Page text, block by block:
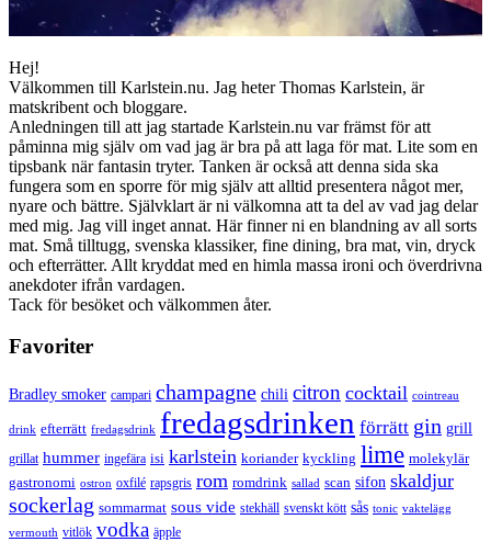
Hej!
Välkommen till Karlstein.nu. Jag heter Thomas Karlstein, är
matskribent och bloggare.
Anledningen till att jag startade Karlstein.nu var främst för att
påminna mig själv om vad jag är bra på att laga för mat. Lite som en
tipsbank när fantasin tryter. Tanken är också att denna sida ska
fungera som en sporre för mig själv att alltid presentera något mer,
nyare och bättre. Självklart är ni välkomna att ta del av vad jag delar
med mig. Jag vill inget annat. Här finner ni en blandning av all sorts
mat. Små tilltugg, svenska klassiker, fine dining, bra mat, vin, dryck
och efterrätter. Allt kryddat med en himla massa ironi och överdrivna
anekdoter ifrån vardagen.
Tack för besöket och välkommen åter.
Favoriter
Bradley smoker campari champagne chili citron cocktail cointreau
drink efterrätt fredagsdrink fredagsdrinken förrätt gin grill
grillat hummer ingefära isi karlstein koriander kyckling lime molekylär
gastronomi ostron oxfilé rapsgris rom romdrink sallad scan sifon skaldjur
sockerlag sommarmat sous vide stekhäll svenskt kött sås tonic vaktelägg
vermouth vitlök vodka äpple